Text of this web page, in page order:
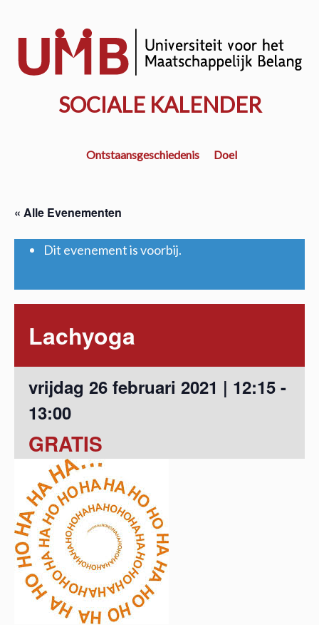
hoofd
SOCIALE KALENDER
Ontstaansgeschiedenis Doel
« Alle Evenementen
Dit evenement is voorbij.
Lachyoga
vrijdag 26 februari 2021 | 12:15 -
13:00
GRATIS